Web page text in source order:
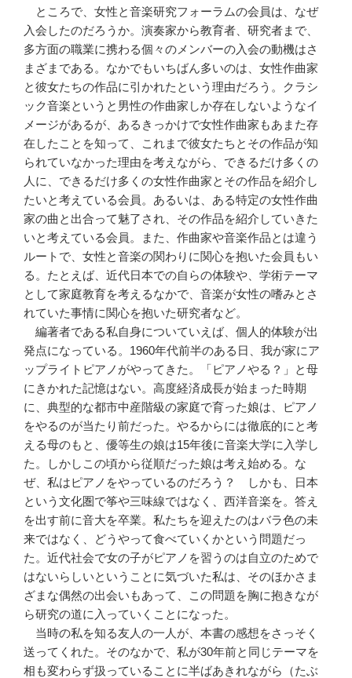
ところで、女性と音楽研究フォーラムの会員は、なぜ
入会したのだろうか。演奏家から教育者、研究者まで、
多方面の職業に携わる個々のメンバーの入会の動機はさ
まざまである。なかでもいちばん多いのは、女性作曲家
と彼女たちの作品に引かれたという理由だろう。クラシ
ック音楽というと男性の作曲家しか存在しないようなイ
メージがあるが、あるきっかけで女性作曲家もあまた存
在したことを知って、これまで彼女たちとその作品が知
られていなかった理由を考えながら、できるだけ多くの
人に、できるだけ多くの女性作曲家とその作品を紹介し
たいと考えている会員。あるいは、ある特定の女性作曲
家の曲と出合って魅了され、その作品を紹介していきた
いと考えている会員。また、作曲家や音楽作品とは違う
ルートで、女性と音楽の関わりに関心を抱いた会員もい
る。たとえば、近代日本での自らの体験や、学術テーマ
として家庭教育を考えるなかで、音楽が女性の嗜みとさ
れていた事情に関心を抱いた研究者など。
編著者である私自身についていえば、個人的体験が出
発点になっている。1960年代前半のある日、我が家にア
ップライトピアノがやってきた。「ピアノやる？」と母
にきかれた記憶はない。高度経済成長が始まった時期
に、典型的な都市中産階級の家庭で育った娘は、ピアノ
をやるのが当たり前だった。やるからには徹底的にと考
える母のもと、優等生の娘は15年後に音楽大学に入学し
た。しかしこの頃から従順だった娘は考え始める。な
ぜ、私はピアノをやっているのだろう？ しかも、日本
という文化圏で筝や三味線ではなく、西洋音楽を。答え
を出す前に音大を卒業。私たちを迎えたのはバラ色の未
来ではなく、どうやって食べていくかという問題だっ
た。近代社会で女の子がピアノを習うのは自立のためで
はないらしいということに気づいた私は、そのほかさま
ざまな偶然の出会いもあって、この問題を胸に抱きなが
ら研究の道に入っていくことになった。
当時の私を知る友人の一人が、本書の感想をさっそく
送ってくれた。そのなかで、私が30年前と同じテーマを
相も変わらず扱っていることに半ばあきれながら（たぶ